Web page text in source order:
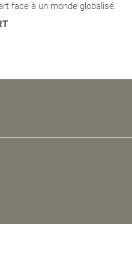
face à un monde globalisé.